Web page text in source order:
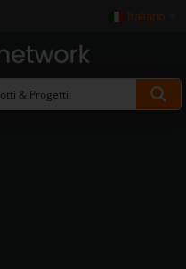
Italiano